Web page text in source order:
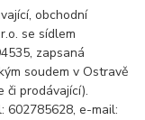
obchodní
se sídlem
zapsaná
soudem v Ostravě
či prodávající).
602785628, e-mail: